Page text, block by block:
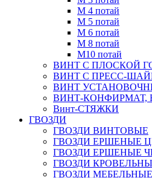
М 4 потай
М 5 потай
М 6 потай
М 8 потай
М10 потай
ВИНТ С ПЛОСКОЙ
ВИНТ С ПРЕСС-
ВИНТ
ВИНТ-КОНФИРМАТ,
Винт-СТЯЖКИ
ГВОЗДИ
ГВОЗДИ ВИНТОВЫЕ
ГВОЗДИ ЕРШЕНЫЕ
ГВОЗДИ ЕРШЕНЫЕ
ГВОЗДИ
ГВОЗДИ МЕБЕЛЬНЫЕ